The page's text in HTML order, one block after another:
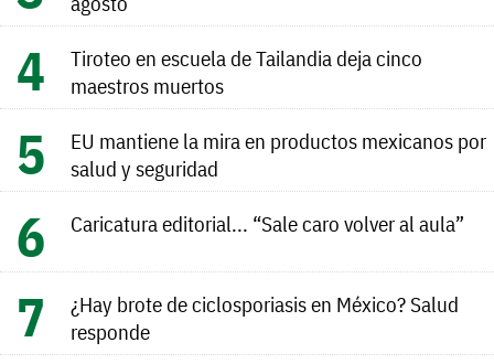
Tiroteo en escuela de Tailandia deja cinco
maestros muertos
EU mantiene la mira en productos mexicanos por
salud y seguridad
Caricatura editorial... “Sale caro volver al aula”
¿Hay brote de ciclosporiasis en México? Salud
responde